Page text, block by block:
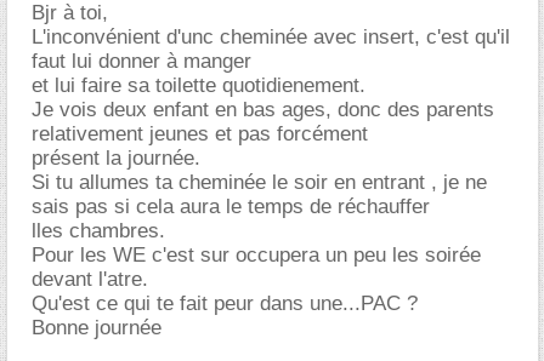
Bjr à toi,
L'inconvénient d'unc cheminée avec insert, c'est qu'il
faut lui donner à manger
et lui faire sa toilette quotidienement.
Je vois deux enfant en bas ages, donc des parents
relativement jeunes et pas forcément
présent la journée.
Si tu allumes ta cheminée le soir en entrant , je ne
sais pas si cela aura le temps de réchauffer
lles chambres.
Pour les WE c'est sur occupera un peu les soirée
devant l'atre.
Qu'est ce qui te fait peur dans une...PAC ?
Bonne journée